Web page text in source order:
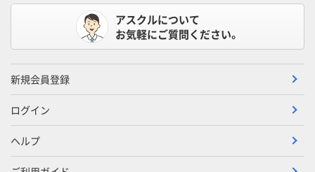
アスクルについて
お気軽にご質問ください。
新規会員登録
ログイン
ヘルプ